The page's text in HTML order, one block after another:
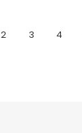
2 3 4